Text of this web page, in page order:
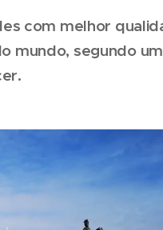
com melhor
mundo, segundo um